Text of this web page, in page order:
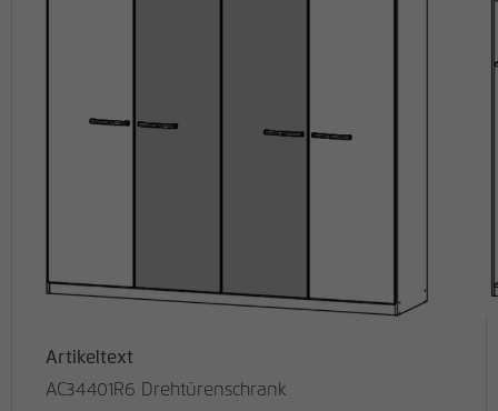
Artikeltext
AC34401R6 Drehtürenschrank